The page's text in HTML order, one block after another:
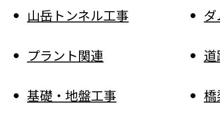
山岳トンネル工事
プラント関連
基礎・地盤工事